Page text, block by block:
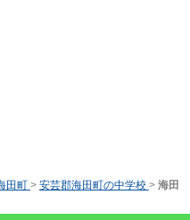
田町 > 安芸郡海田町の中学校 > 海田